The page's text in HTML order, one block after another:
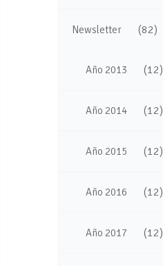
Newsletter (82)
Año 2013 (12)
Año 2014 (12)
Año 2015 (12)
Año 2016 (12)
Año 2017 (12)